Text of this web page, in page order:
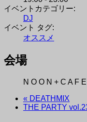
イベントカテゴリー:
DJ
イベント タグ:
オススメ
会場
N O O N + C A F E
« DEATHMIX
THE PARTY